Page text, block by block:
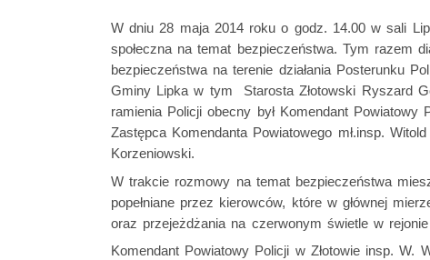
W dniu 28 maja 2014 roku o godz. 14.00 w sali
społeczna na temat bezpieczeństwa. Tym razem
bezpieczeństwa na terenie działania Posterunku
Gminy Lipka w tym Starosta Złotowski Ryszard
ramienia Policji obecny był Komendant Powiatowy
Zastępca Komendanta Powiatowego mł.insp.
Korzeniowski.
W trakcie rozmowy na temat bezpieczeństwa
popełniane przez kierowców, które w głównej
oraz przejeżdżania na czerwonym świetle w
Komendant Powiatowy Policji w Złotowie insp. W.